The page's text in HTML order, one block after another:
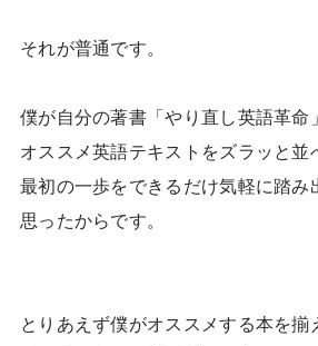
それが普通です。
僕が自分の著書「やり直し英語革命
オススメ英語テキストをズラッと並
最初の一歩をできるだけ気軽に踏み
思ったからです。
とりあえず僕がオススメする本を揃